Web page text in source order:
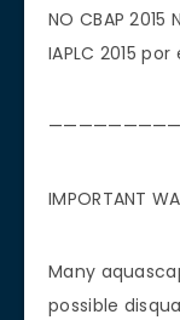
NO CBAP 2015
IAPLC 2015
IMPORTANT
Many
possible